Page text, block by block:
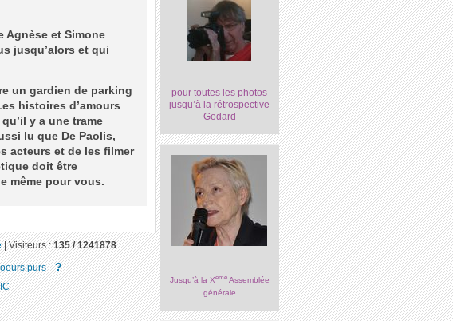
Agnèse et Simone
jusqu’alors et qui
un gardien de parking
histoires d’amours
y a une trame
lu que De Paolis,
acteurs et de les filmer
doit être
même pour vous.
pour toutes les photos
jusqu’à la rétrospective
Godard
Jusqu’à la XèmeAssemblée
générale
|Visiteurs :135 / 1241878
purs ?